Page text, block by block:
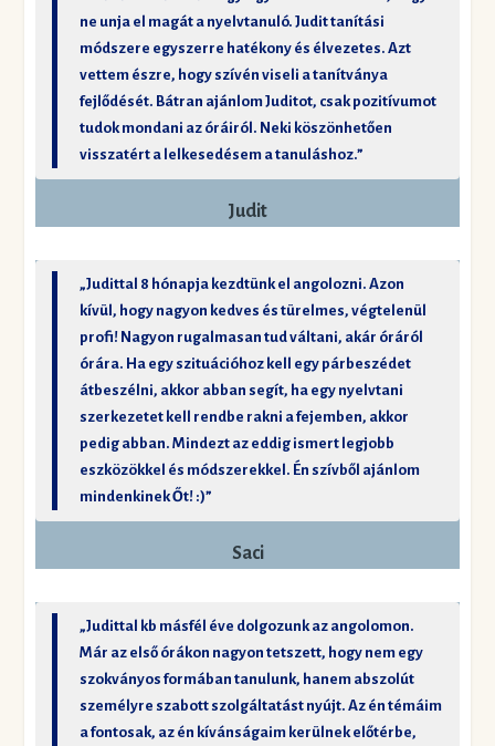
ne unja el magát a nyelvtanuló. Judit tanítási
módszere egyszerre hatékony és élvezetes. Azt
vettem észre, hogy szívén viseli a tanítványa
fejlődését. Bátran ajánlom Juditot, csak pozitívumot
tudok mondani az óráiról. Neki köszönhetően
visszatért a lelkesedésem a tanuláshoz.”
Judit
„Judittal 8 hónapja kezdtünk el angolozni. Azon
kívül, hogy nagyon kedves és türelmes, végtelenül
profi! Nagyon rugalmasan tud váltani, akár óráról
órára. Ha egy szituációhoz kell egy párbeszédet
átbeszélni, akkor abban segít, ha egy nyelvtani
szerkezetet kell rendbe rakni a fejemben, akkor
pedig abban. Mindezt az eddig ismert legjobb
eszközökkel és módszerekkel. Én szívből ajánlom
mindenkinek Őt! :)”
Saci
„Judittal kb másfél éve dolgozunk az angolomon.
Már az első órákon nagyon tetszett, hogy nem egy
szokványos formában tanulunk, hanem abszolút
személyre szabott szolgáltatást nyújt. Az én témáim
a fontosak, az én kívánságaim kerülnek előtérbe,